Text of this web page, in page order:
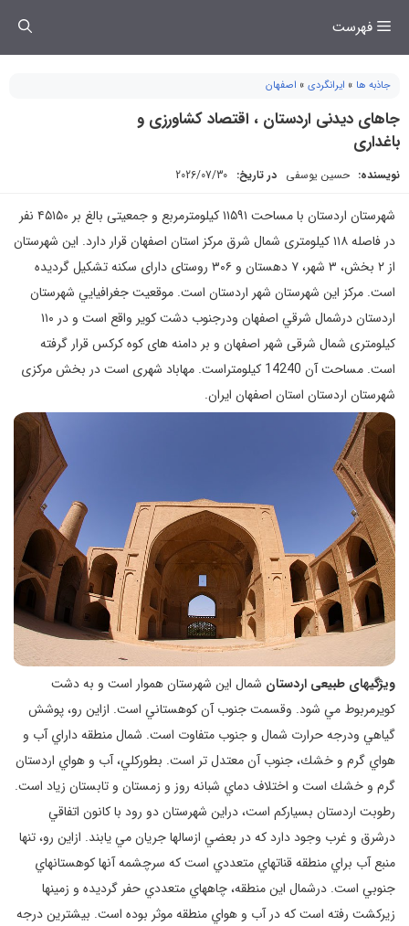
فهرست
جاذبه ها » ایرانگردی » اصفهان
جاهای دیدنی اردستان ، اقتصاد كشاورزی و
باغداری
نویسنده: حسین یوسفی در تاریخ: 2026/07/30
شهرستان اردستان با مساحت ۱۱۵۹۱ کیلومترمربع و جمعیتی بالغ بر ۴۵۱۵۰ نفر
در فاصله ۱۱۸ کیلومتری شمال شرق مرکز استان اصفهان قرار دارد. این شهرستان
از ۲ بخش، ۳ شهر، ۷ دهستان و ۳۰۶ روستای دارای سکنه تشکیل گردیده
‌است. مرکز این شهرستان شهر اردستان است. موقعيت جغرافيايي شهرستان
اردستان درشمال شرقي اصفهان ودرجنوب دشت كوير واقع است و در ۱۱۰
کیلومتری شمال شرقی شهر اصفهان و بر دامنه های کوه کرکس قرار گرفته
است. مساحت آن 14240 كيلومتراست. مهاباد شهری است در بخش مرکزی
شهرستان اردستان استان اصفهان ایران.
ويژگيهای طبيعی اردستان شمال اين شهرستان هموار است و به دشت
كويرمربوط مي شود. وقسمت جنوب آن كوهستاني است. ازاين رو، پوشش
گياهي ودرجه حرارت شمال و جنوب متفاوت است. شمال منطقه داراي آب و
هواي گرم و خشك، جنوب آن معتدل تر است. بطوركلي، آب و هواي اردستان
گرم و خشك است و اختلاف دماي شبانه روز و زمستان و تابستان زياد است.
رطوبت اردستان بسياركم است، دراين شهرستان دو رود با كانون اتفاقي
درشرق و غرب وجود دارد كه در بعضي ازسالها جريان مي يابند. ازاين رو، تنها
منبع آب براي منطقه قناتهاي متعددي است كه سرچشمه آنها كوهستانهاي
جنوبي است. درشمال اين منطقه، چاههاي متعددي حفر گرديده و زمينها
زيركشت رفته است كه در آب و هواي منطقه موثر بوده است. بيشترين درجه